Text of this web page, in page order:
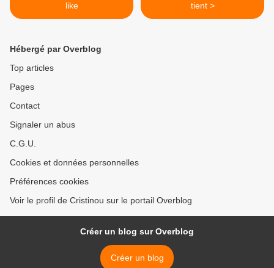
like
tient >
Hébergé par Overblog
Top articles
Pages
Contact
Signaler un abus
C.G.U.
Cookies et données personnelles
Préférences cookies
Voir le profil de Cristinou sur le portail Overblog
Créer un blog sur Overblog
Créer un blog